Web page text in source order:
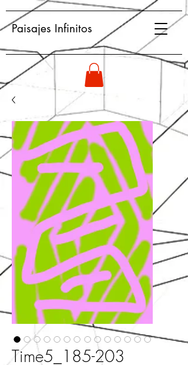
Paisajes Infinitos
Time5_185-203